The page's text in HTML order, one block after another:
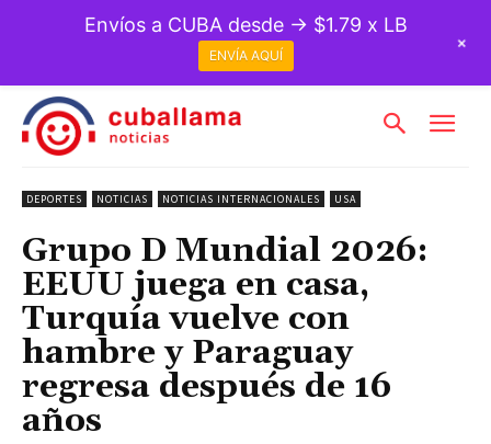
DEPORTES NOTICIAS NOTICIAS INTERNACIONALES USA
Grupo D Mundial 2026:
EEUU juega en casa,
Turquía vuelve con
hambre y Paraguay
regresa después de 16
años
Envíos a CUBA desde → $1.79 x LB
ENVÍA AQUÍ
+